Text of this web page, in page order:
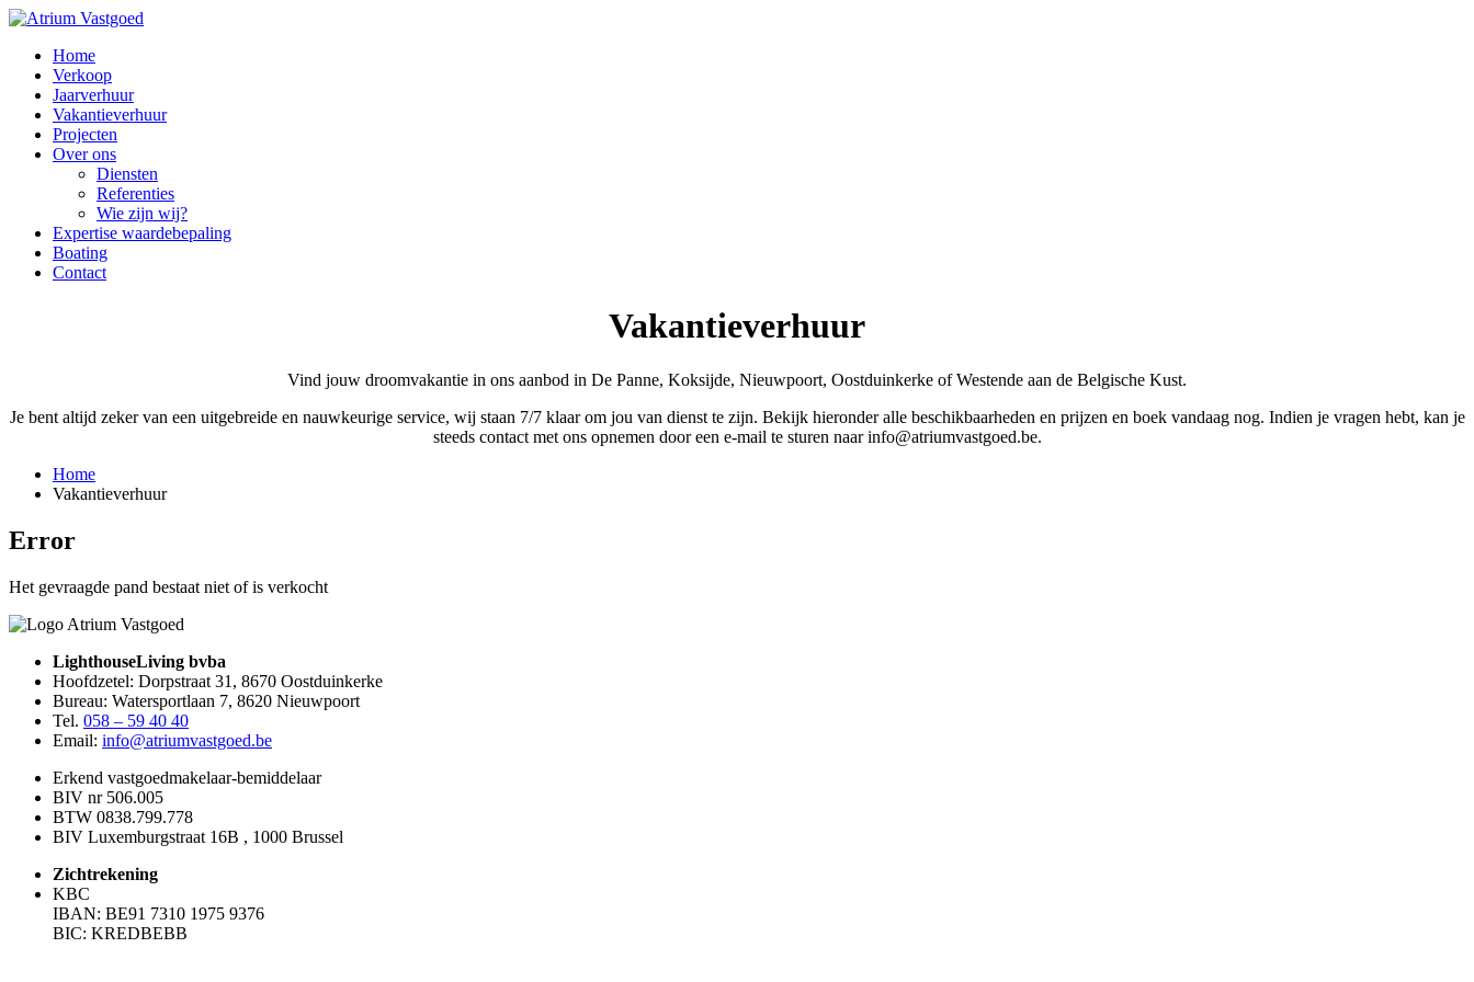
Home
Verkoop
Jaarverhuur
Vakantieverhuur
Projecten
Over ons
Diensten
Referenties
Wie zijn wij?
Expertise waardebepaling
Boating
Contact
Vakantieverhuur
Vind jouw droomvakantie in ons aanbod in De Panne, Koksijde, Nieuwpoort, Oostduinkerke of Westende aan de Belgische Kust.
Je bent altijd zeker van een uitgebreide en nauwkeurige service, wij staan 7/7 klaar om jou van dienst te zijn. Bekijk hieronder alle beschikbaarheden en prijzen en boek vandaag nog. Indien je vragen hebt, kan je
steeds contact met ons opnemen door een e-mail te sturen naar info@atriumvastgoed.be.
Home
Vakantieverhuur
Error
Het gevraagde pand bestaat niet of is verkocht
LighthouseLiving bvba
Hoofdzetel: Dorpstraat 31, 8670 Oostduinkerke
Bureau: Watersportlaan 7, 8620 Nieuwpoort
Tel. 058 – 59 40 40
Email: info@atriumvastgoed.be
Erkend vastgoedmakelaar-bemiddelaar
BIV nr 506.005
BTW 0838.799.778
BIV Luxemburgstraat 16B , 1000 Brussel
Zichtrekening
KBC
IBAN: BE91 7310 1975 9376
BIC: KREDBEBB